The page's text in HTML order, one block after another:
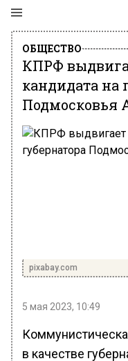
ОБЩЕСТВО
КПРФ
кандидата на
Подмосковья
pixabay.com
5 мая 2023, 10:49
в качестве